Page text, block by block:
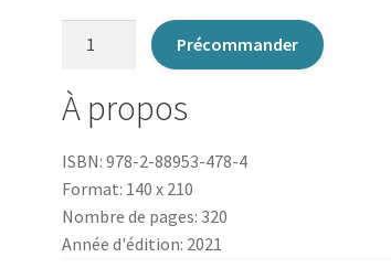
Les
portes
Paradis
sont
fermées
le
Précommander
À propos
ISBN: 978-2-88953-478-4
Format: 140 x 210
Nombre de pages: 320
Année d'édition: 2021